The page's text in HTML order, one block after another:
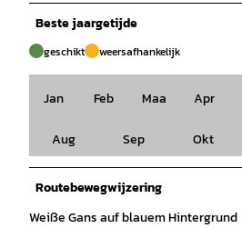
Beste jaargetijde
geschikt weersafhankelijk
Jan Feb Maa Apr
Aug Sep Okt
Routebewegwijzering
Weiße Gans auf blauem Hintergrund